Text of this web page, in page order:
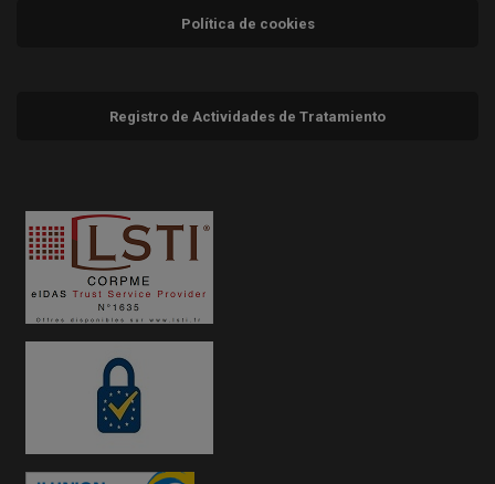
Política de cookies
Registro de Actividades de Tratamiento